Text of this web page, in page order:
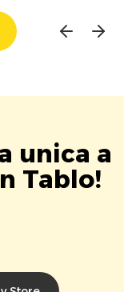
unica a
Tablo!